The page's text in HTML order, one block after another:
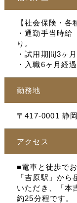
【社会保険・各
・通勤手当時
り。
・試用期間3ヶ
・入職6ヶ月経
勤務地
〒417-0001 静
アクセス
■電車と徒歩で
「吉原駅」か
いただき、「本
約25分程です。